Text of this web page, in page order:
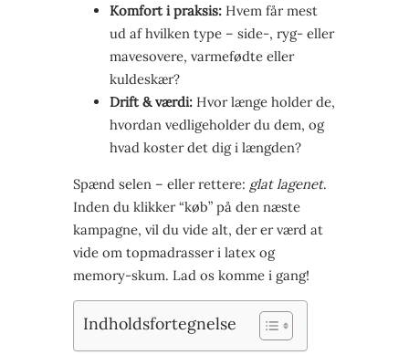
Komfort i praksis: Hvem får mest
ud af hvilken type – side-, ryg- eller
mavesovere, varmefødte eller
kuldeskær?
Drift & værdi: Hvor længe holder de,
hvordan vedligeholder du dem, og
hvad koster det dig i længden?
Spænd selen – eller rettere: glat lagenet.
Inden du klikker “køb” på den næste
kampagne, vil du vide alt, der er værd at
vide om topmadrasser i latex og
memory-skum. Lad os komme i gang!
Indholdsfortegnelse